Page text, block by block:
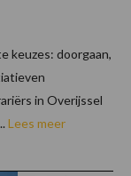
keuzes: doorgaan,
in Overijssel
Lees meer